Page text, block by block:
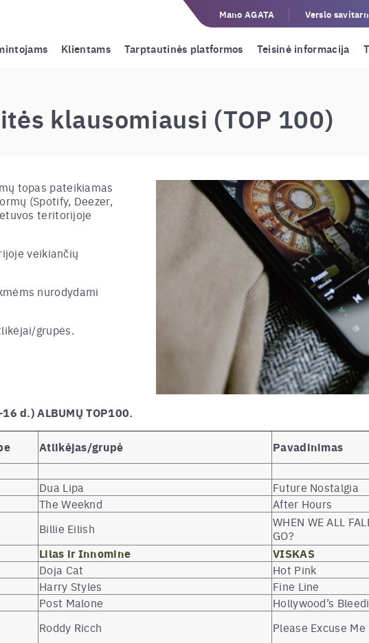
Mano AGATA Verslo
Klientams Tarptautinės platformos Teisinė informacija
klausomiausi (TOP 100)
topas pateikiamas
(Spotify, Deezer,
teritorijoje
veikiančių
nurodydami
grupės.
d.) ALBUMŲ TOP100.
Atlikėjas/grupė Pavadinimas
Dua Lipa
Future Nostalgia
The Weeknd
After Hours
Billie Eilish
WHEN WE ALL
GO?
Lilas ir Innomine VISKAS
Doja Cat
Hot Pink
Harry Styles
Fine Line
Post Malone
Hollywood’s
Roddy Ricch
Please Excuse